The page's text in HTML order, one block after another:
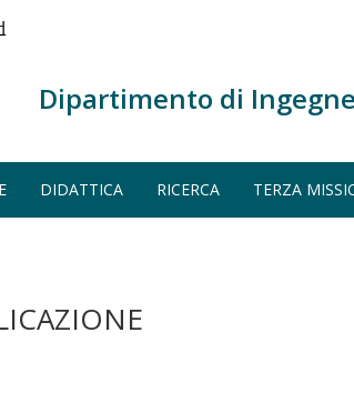
Dipartimento di
DIDATTICA RICERCA TERZA